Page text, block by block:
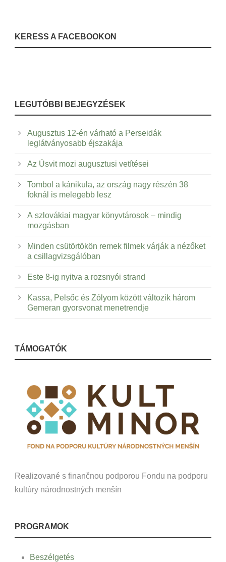
KERESS A FACEBOOKON
LEGUTÓBBI BEJEGYZÉSEK
Augusztus 12-én várható a Perseidák
leglátványosabb éjszakája
Az Úsvit mozi augusztusi vetítései
Tombol a kánikula, az ország nagy részén 38
foknál is melegebb lesz
A szlovákiai magyar könyvtárosok – mindig
mozgásban
Minden csütörtökön remek filmek várják a nézőket
a csillagvizsgálóban
Este 8-ig nyitva a rozsnyói strand
Kassa, Pelsőc és Zólyom között változik három
Gemeran gyorsvonat menetrendje
TÁMOGATÓK
Realizované s finančnou podporou Fondu na podporu
kultúry národnostných menšín
PROGRAMOK
Beszélgetés